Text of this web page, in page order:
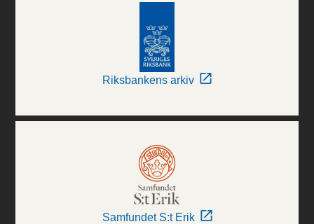
Riksbankens arkiv
Samfundet S:t Erik